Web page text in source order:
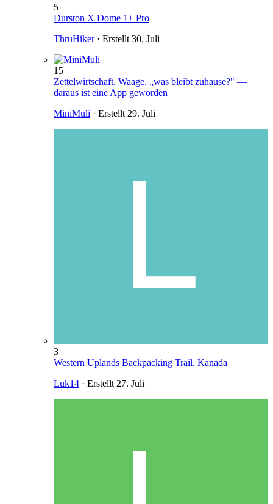
5
Durston X Dome 1+ Pro
ThruHiker· Erstellt 30. Juli
15
Zettelwirtschaft, Waage, „was bleibt zuhause?" —
daraus ist eine App geworden
MiniMuli · Erstellt 29. Juli
3
Western Uplands Backpacking Trail, Kanada
Luk14 · Erstellt 27. Juli